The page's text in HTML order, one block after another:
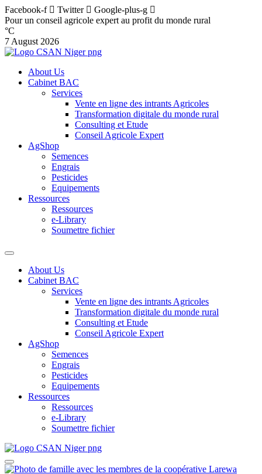
Facebook-f Twitter
Google-plus-g
Pour un conseil agricole expert au profit du monde rural
°C
7 August 2026
About Us
Cabinet BAC
Services
Vente en ligne des intrants Agricoles
Transformation digitale du monde rural
Consulting et Etude
Conseil Agricole Expert
AgShop
Semences
Engrais
Pesticides
Equipements
Ressources
Ressources
e-Library
Soumettre fichier
About Us
Cabinet BAC
Services
Vente en ligne des intrants Agricoles
Transformation digitale du monde rural
Consulting et Etude
Conseil Agricole Expert
AgShop
Semences
Engrais
Pesticides
Equipements
Ressources
Ressources
e-Library
Soumettre fichier